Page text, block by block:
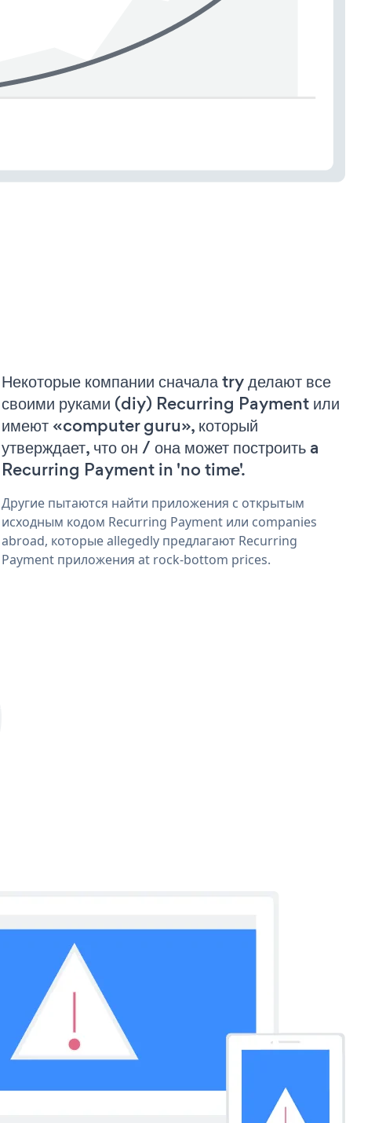
Некоторые компании сначала try делают все
своими руками (diy) Recurring Payment или
имеют «computer guru», который
утверждает, что он / она может построить a
Recurring Payment in 'no time'.
Другие пытаются найти приложения с открытым
исходным кодом Recurring Payment или companies
abroad, которые allegedly предлагают Recurring
Payment приложения at rock-bottom prices.